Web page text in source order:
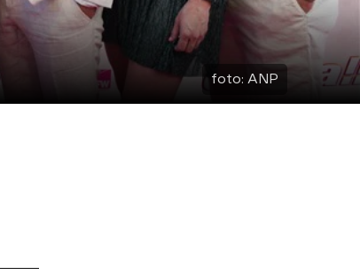
foto: ANP